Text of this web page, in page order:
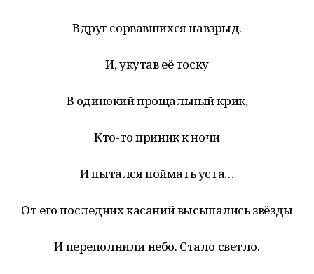
Вдруг сорвавшихся навзрыд.
И, укутав её тоску
В одинокий прощальный крик,
Кто-то приник к ночи
И пытался поймать уста…
От его последних касаний высыпались звёзды
И переполнили небо. Стало светло.